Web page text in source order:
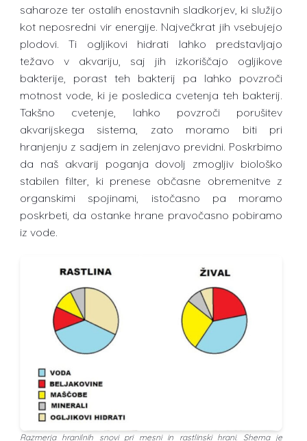
saharoze ter ostalih enostavnih sladkorjev, ki služijo
kot neposredni vir energije. Največkrat jih vsebujejo
plodovi. Ti ogljikovi hidrati lahko predstavljajo
težavo v akvariju, saj jih izkoriščajo ogljikove
bakterije, porast teh bakterij pa lahko povzroči
motnost vode, ki je posledica cvetenja teh bakterij.
Takšno cvetenje, lahko povzroči porušitev
akvarijskega sistema, zato moramo biti pri
hranjenju z sadjem in zelenjavo previdni. Poskrbimo
da naš akvarij poganja dovolj zmogljiv biološko
stabilen filter, ki prenese občasne obremenitve z
organskimi spojinami, istočasno pa moramo
poskrbeti, da ostanke hrane pravočasno pobiramo
iz vode.
Razmerja hranilnih snovi pri mesni in rastlinski hrani. Shema je